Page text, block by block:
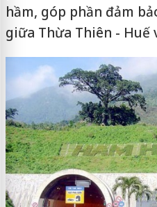
hầm, góp phần đảm
giữa Thừa Thiên - Huế